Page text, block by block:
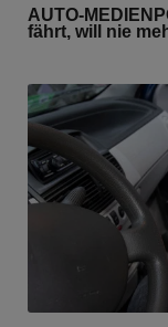
AUTO-
fährt, will nie